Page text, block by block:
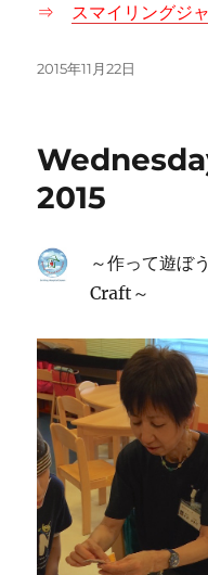
⇒ スマイリングジ
投
2015年11月22日
2015
～作って遊ぼ
Craft～